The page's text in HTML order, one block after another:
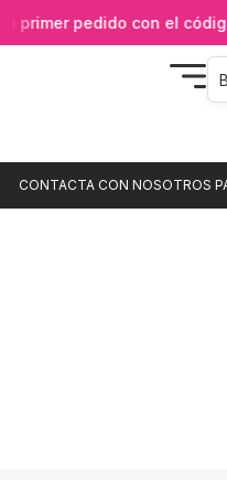
primer pedido con el código
CONTACTA CON NOSOTROS